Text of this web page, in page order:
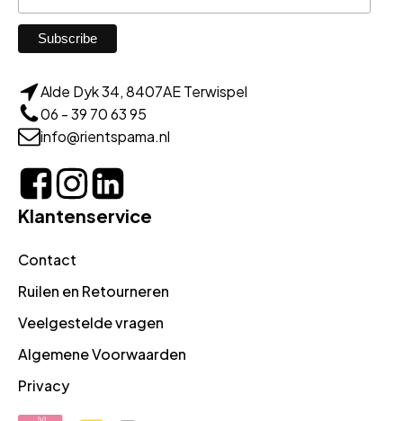
Alde Dyk 34, 8407AE Terwispel
06 - 39 70 63 95
info@rientspama.nl
Klantenservice
Contact
Ruilen en Retourneren
Veelgestelde vragen
Algemene Voorwaarden
Privacy